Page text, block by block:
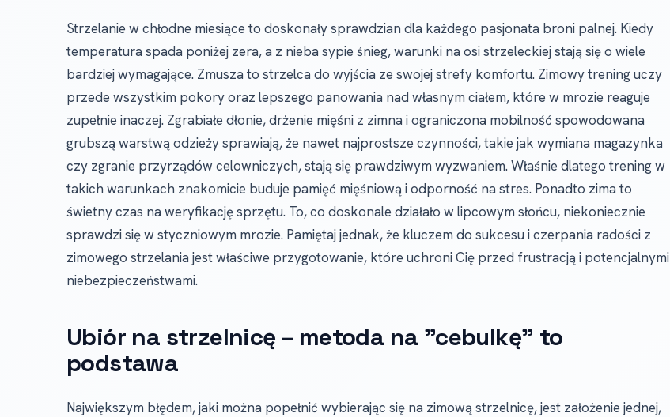
Strzelanie w chłodne miesiące to doskonały sprawdzian dla każdego pasjonata broni palnej. Kiedy
temperatura spada poniżej zera, a z nieba sypie śnieg, warunki na osi strzeleckiej stają się o wiele
bardziej wymagające. Zmusza to strzelca do wyjścia ze swojej strefy komfortu. Zimowy trening uczy
przede wszystkim pokory oraz lepszego panowania nad własnym ciałem, które w mrozie reaguje
zupełnie inaczej. Zgrabiałe dłonie, drżenie mięśni z zimna i ograniczona mobilność spowodowana
grubszą warstwą odzieży sprawiają, że nawet najprostsze czynności, takie jak wymiana magazynka
czy zgranie przyrządów celowniczych, stają się prawdziwym wyzwaniem. Właśnie dlatego trening w
takich warunkach znakomicie buduje pamięć mięśniową i odporność na stres. Ponadto zima to
świetny czas na weryfikację sprzętu. To, co doskonale działało w lipcowym słońcu, niekoniecznie
sprawdzi się w styczniowym mrozie. Pamiętaj jednak, że kluczem do sukcesu i czerpania radości z
zimowego strzelania jest właściwe przygotowanie, które uchroni Cię przed frustracją i potencjalnymi
niebezpieczeństwami.
Ubiór na strzelnicę – metoda na "cebulkę" to
podstawa
Największym błędem, jaki można popełnić wybierając się na zimową strzelnicę, jest założenie jednej,